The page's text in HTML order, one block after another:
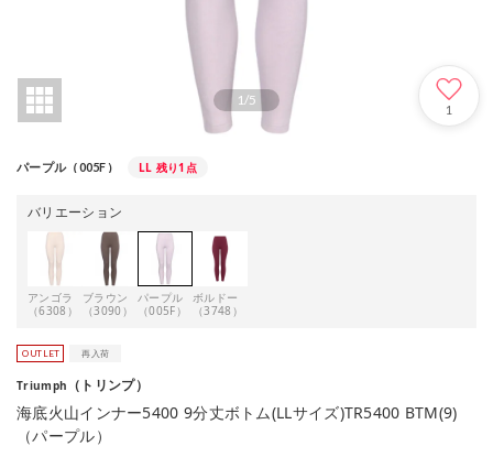
1 /5
1
パープル（005F） LL 残り1点
バリエーション
アンゴラ
（6308）
ブラウン
（3090）
パープル
（005F）
ボルドー
（3748）
Triumph （トリンプ）
海底火山インナー5400 9分丈ボトム(LLサイズ)TR5400 BTM(9)
（パープル）